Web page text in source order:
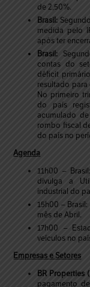
de 2,50%.
Brasil:
medida pelo
após ter
Brasil:
contas do
déficit
resultado para
No primeiro
do país
acumulado
rombo fiscal
do país no
Agenda
11h00 –
divulga a
industrial do
15h00 –
mês de Abril.
17h00 –
veículos no
Empresas e Setores
BR Properties
pagamento